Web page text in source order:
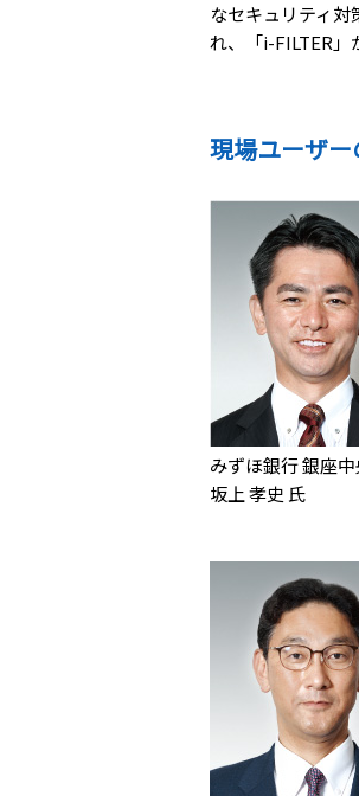
なセキュリティ
れ、
「i-FILTER」
現場ユーザー
みずほ銀行 銀座
坂上 孝史 氏